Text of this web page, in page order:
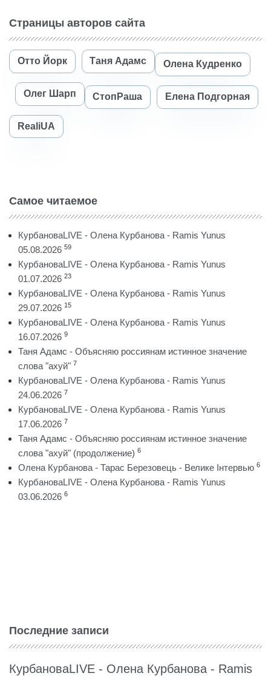
Страницы авторов сайта
Отто Йорк Таня Адамс Олена Кудренко
Олег Шарп СтопРаша Елена Подгорная
RealiUA
Самое читаемое
КурбановаLIVE - Олена Курбанова - Ramis Yunus
05.08.2026 59
КурбановаLIVE - Олена Курбанова - Ramis Yunus
01.07.2026 23
КурбановаLIVE - Олена Курбанова - Ramis Yunus
29.07.2026 15
КурбановаLIVE - Олена Курбанова - Ramis Yunus
16.07.2026 9
Таня Адамс - Объясняю россиянам истинное значение
слова "ахуй" 7
КурбановаLIVE - Олена Курбанова - Ramis Yunus
24.06.2026 7
КурбановаLIVE - Олена Курбанова - Ramis Yunus
17.06.2026 7
Таня Адамс - Объясняю россиянам истинное значение
слова "ахуй" (продолжение) 6
Олена Курбанова - Тарас Березовець - Велике Інтервью 6
КурбановаLIVE - Олена Курбанова - Ramis Yunus
03.06.2026 6
Последние записи
КурбановаLIVE - Олена Курбанова - Ramis